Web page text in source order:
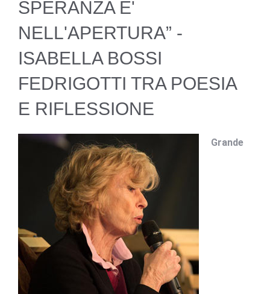
SPERANZA E'
NELL'APERTURA” -
ISABELLA BOSSI
FEDRIGOTTI TRA POESIA
E RIFLESSIONE
Grande